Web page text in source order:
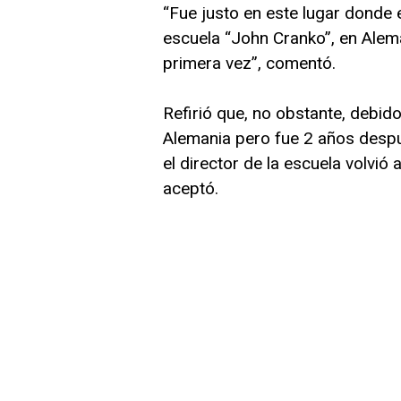
“Fue justo en este lugar
escuela “John Cranko”, en
primera vez”, comentó.
Refirió que, no obstante,
Alemania pero fue 2 años
el director de la escuela volvió
aceptó.